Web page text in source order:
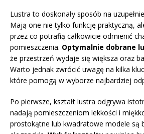
Lustra to doskonały sposób na
Mają one nie tylko funkcję praktyczną,
przez co potrafią całkowicie odmienić
pomieszczenia. Optymalnie dobrane
że przestrzeń wydaje się większa oraz
Warto jednak zwrócić uwagę na kilka
które pomogą w wyborze najbardziej
Po pierwsze, kształt lustra odgrywa
nadają pomieszczeniom lekkości i
prostokątne lub kwadratowe modele są